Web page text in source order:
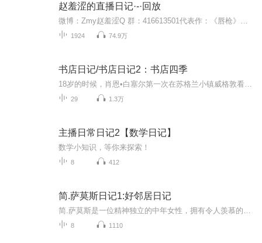
赵羞涩的直播日记·-·回放
1924 74.9万
书店日记/书店日记2：书店四季
29 1.3万
主播日常日记2【数学日记】
数学小知识，等你来探索！
8 412
简.萨莫斯日记1:好邻居日记
8 1110